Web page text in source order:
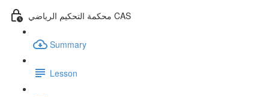
محكمة التحكيم الرياضي CAS
Summary
Lesson